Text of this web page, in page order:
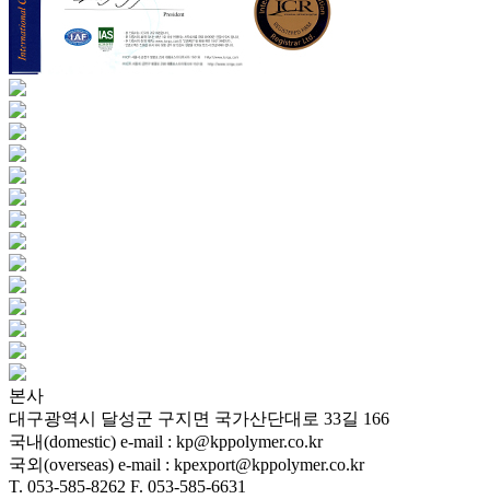
본사
대구광역시 달성군 구지면 국가산단대로 33길 166
국내(domestic) e-mail : kp@kppolymer.co.kr
국외(overseas) e-mail : kpexport@kppolymer.co.kr
T. 053-585-8262 F. 053-585-6631